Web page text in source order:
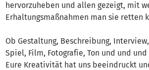
hervorzuheben und allen gezeigt, mit
Erhaltungsmaßnahmen man sie retten
Ob Gestaltung, Beschreibung,
Spiel, Film, Fotografie, Ton und und
Eure Kreativität hat uns beeindruckt